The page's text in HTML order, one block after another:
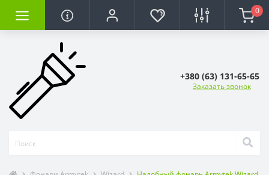
0
+380 (63) 131-65-65
Заказать звонок